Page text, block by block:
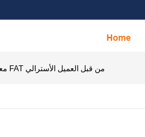
Home
معدات تجميع المقبس المخصصة تجتاز بنجاح اختبار FAT من قبل العميل الأسترالي